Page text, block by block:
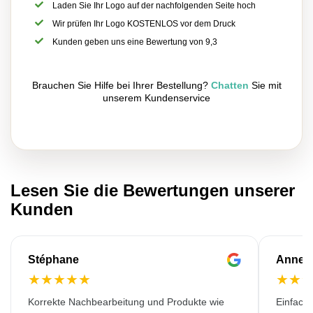
Laden Sie Ihr Logo auf der nachfolgenden Seite hoch
Wir prüfen Ihr Logo KOSTENLOS vor dem Druck
Kunden geben uns eine Bewertung von 9,3
Brauchen Sie Hilfe bei Ihrer Bestellung? Chatten Sie mit
unserem Kundenservice
Lesen Sie die Bewertungen unserer
Kunden
Stéphane
★★★★★
Korrekte Nachbearbeitung und Produkte wie
Anne-
★★